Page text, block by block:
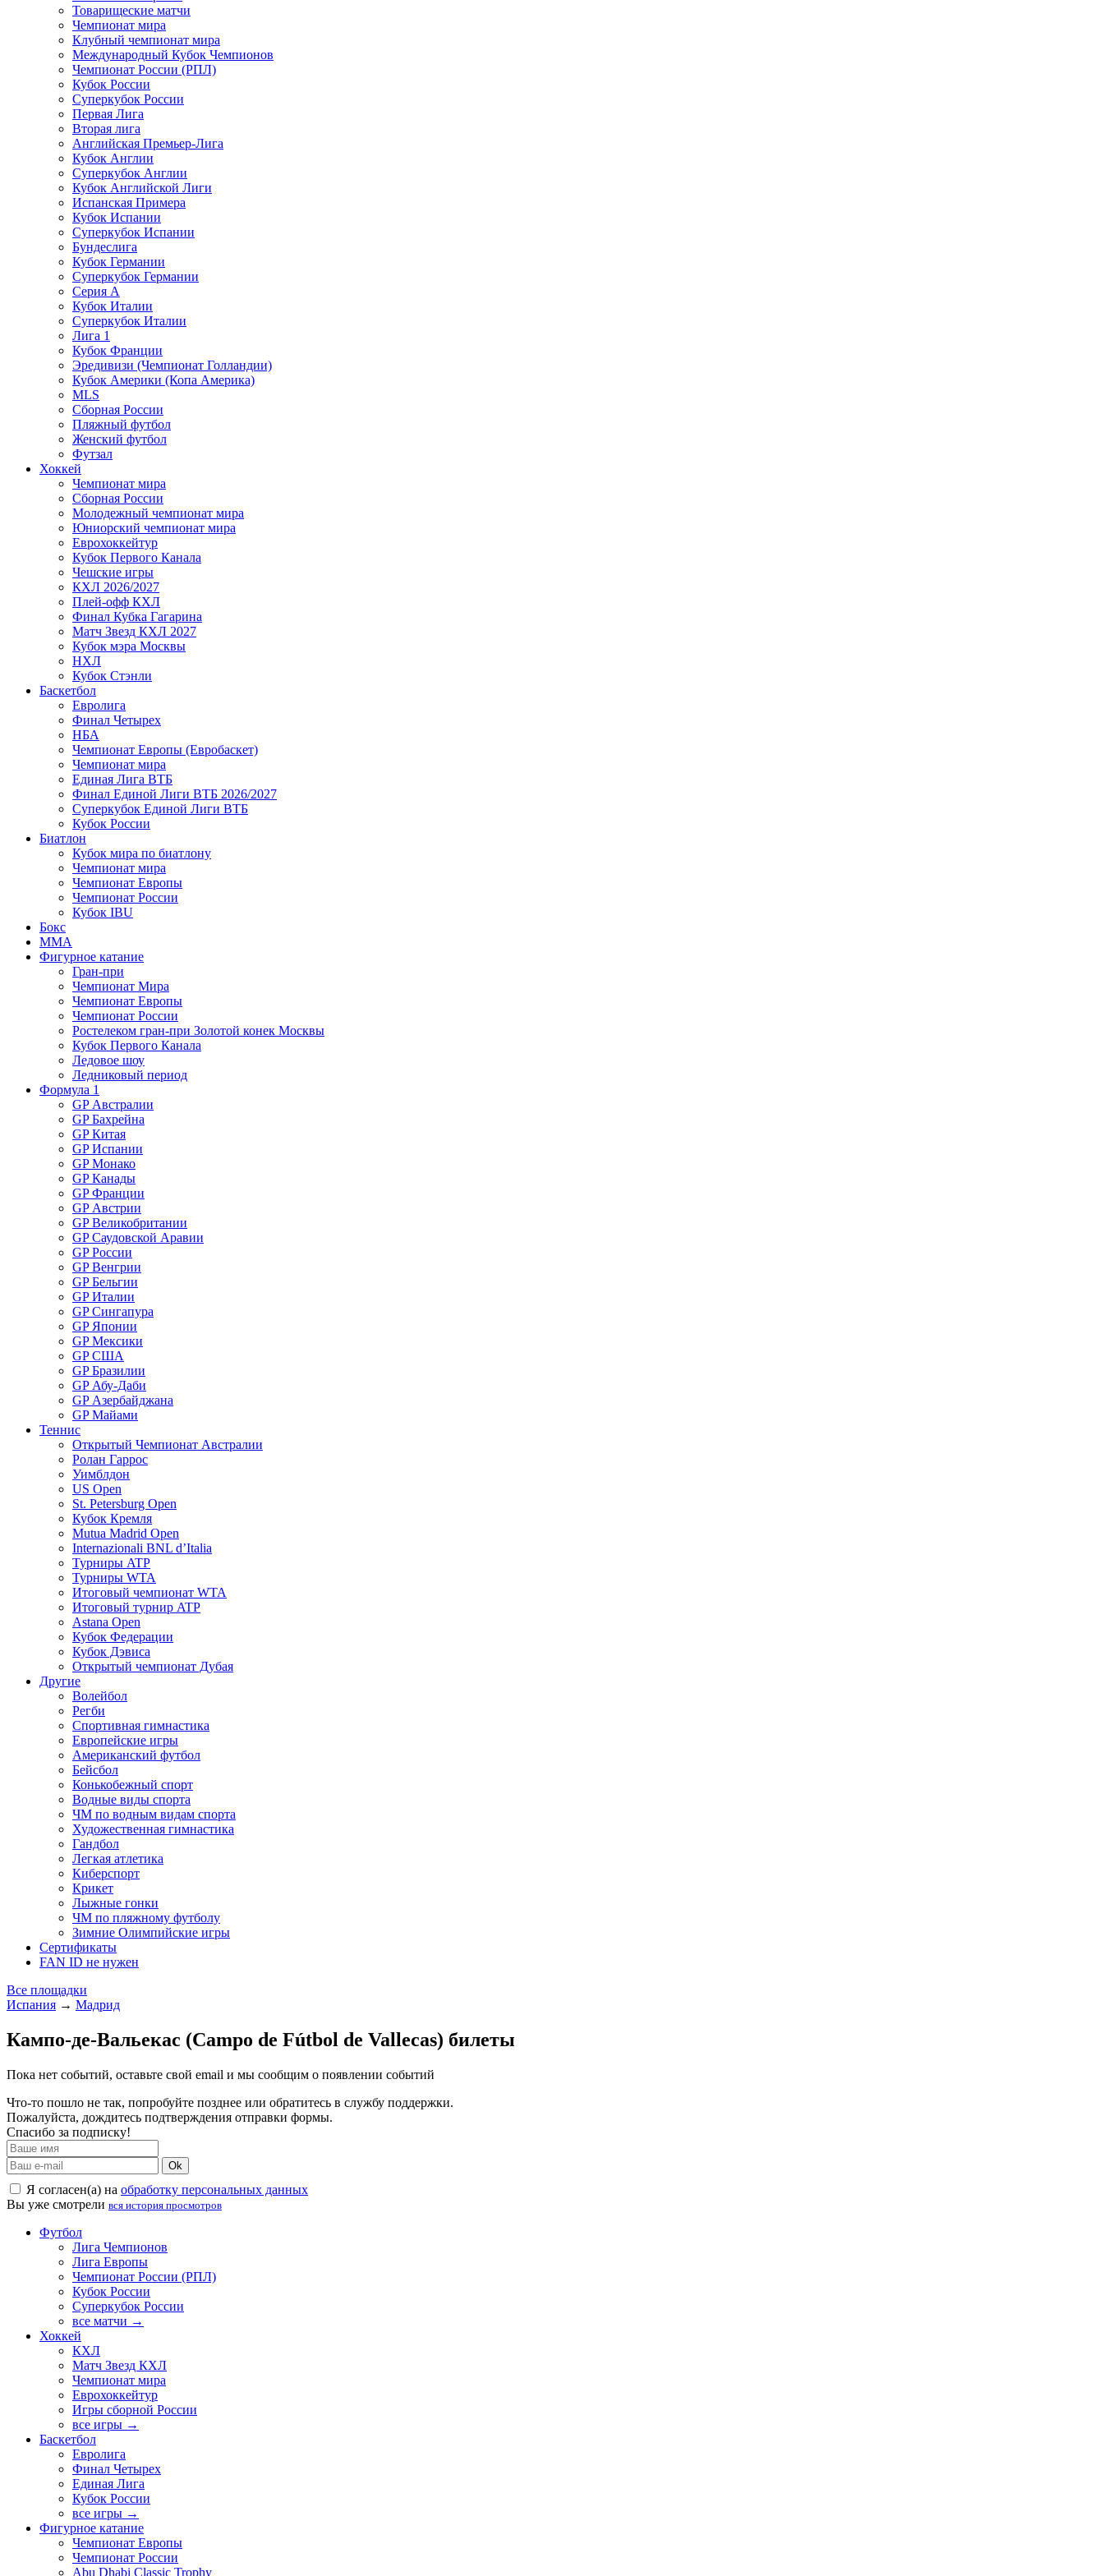
Товарищеские матчи
Чемпионат мира
Клубный чемпионат мира
Международный Кубок Чемпионов
Чемпионат России (РПЛ)
Кубок России
Суперкубок России
Первая Лига
Вторая лига
Английская Премьер-Лига
Кубок Англии
Суперкубок Англии
Кубок Английской Лиги
Испанская Примера
Кубок Испании
Суперкубок Испании
Бундеслига
Кубок Германии
Суперкубок Германии
Серия А
Кубок Италии
Суперкубок Италии
Лига 1
Кубок Франции
Эредивизи (Чемпионат Голландии)
Кубок Америки (Копа Америка)
MLS
Сборная России
Пляжный футбол
Женский футбол
Футзал
Хоккей
Чемпионат мира
Сборная России
Молодежный чемпионат мира
Юниорский чемпионат мира
Еврохоккейтур
Кубок Первого Канала
Чешские игры
КХЛ 2026/2027
Плей-офф КХЛ
Финал Кубка Гагарина
Матч Звезд КХЛ 2027
Кубок мэра Москвы
НХЛ
Кубок Стэнли
Баскетбол
Евролига
Финал Четырех
НБА
Чемпионат Европы (Евробаскет)
Чемпионат мира
Единая Лига ВТБ
Финал Единой Лиги ВТБ 2026/2027
Суперкубок Единой Лиги ВТБ
Кубок России
Биатлон
Кубок мира по биатлону
Чемпионат мира
Чемпионат Европы
Чемпионат России
Кубок IBU
Бокс
MMA
Фигурное катание
Гран-при
Чемпионат Мира
Чемпионат Европы
Чемпионат России
Ростелеком гран-при Золотой конек Москвы
Кубок Первого Канала
Ледовое шоу
Ледниковый период
Формула 1
GP Австралии
GP Бахрейна
GP Китая
GP Испании
GP Монако
GP Канады
GP Франции
GP Австрии
GP Великобритании
GP Саудовской Аравии
GP России
GP Венгрии
GP Бельгии
GP Италии
GP Сингапура
GP Японии
GP Мексики
GP США
GP Бразилии
GP Абу-Даби
GP Азербайджана
GP Майами
Теннис
Открытый Чемпионат Австралии
Ролан Гаррос
Уимблдон
US Open
St. Petersburg Open
Кубок Кремля
Mutua Madrid Open
Internazionali BNL d’Italia
Турниры ATP
Турниры WTA
Итоговый чемпионат WTA
Итоговый турнир ATP
Astana Open
Кубок Федерации
Кубок Дэвиса
Открытый чемпионат Дубая
Другие
Волейбол
Регби
Спортивная гимнастика
Европейские игры
Американский футбол
Бейсбол
Конькобежный спорт
Водные виды спорта
ЧМ по водным видам спорта
Художественная гимнастика
Гандбол
Легкая атлетика
Киберспорт
Крикет
Лыжные гонки
ЧМ по пляжному футболу
Зимние Олимпийские игры
Сертификаты
FAN ID не нужен
Все площадки
Испания → Мадрид
Кампо-де-Вальекас (Campo de Fútbol de Vallecas) билеты
Пока нет событий, оставьте свой email и мы сообщим о появлении событий
Что-то пошло не так, попробуйте позднее или обратитесь в службу поддержки.
Пожалуйста, дождитесь подтверждения отправки формы.
Спасибо за подписку!
Ok
Я согласен(а) на обработку персональных данных
Вы уже смотрели вся история просмотров
Футбол
Лига Чемпионов
Лига Европы
Чемпионат России (РПЛ)
Кубок России
Суперкубок России
все матчи →
Хоккей
КХЛ
Матч Звезд КХЛ
Чемпионат мира
Еврохоккейтур
Игры сборной России
все игры →
Баскетбол
Евролига
Финал Четырех
Единая Лига
Кубок России
все игры →
Фигурное катание
Чемпионат Европы
Чемпионат России
Abu Dhabi Classic Trophy